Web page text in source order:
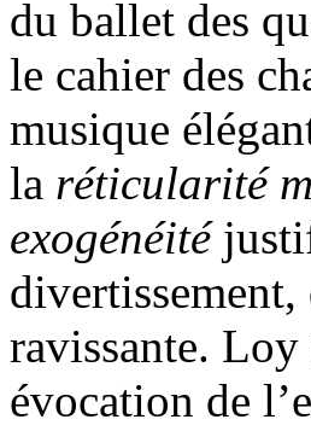
du ballet des
le cahier des
musique
la réticularité
exogénéité
divertissement,
ravissante.
évocation de